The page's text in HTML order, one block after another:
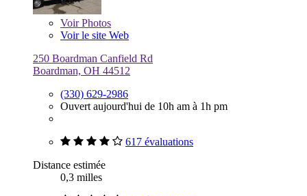
VoirPhotos
Voir le site Web
250 Boardman Canfield Rd
Boardman, OH 44512
(330) 629-2986
Ouvert aujourd'hui de 10h am à 1h pm
617 évaluations
Distance estimée
0,3 milles